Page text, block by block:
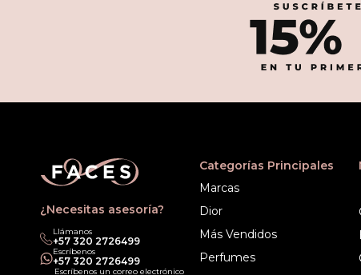
¿Necesitas asesoría?
Llámanos
‎+57 320 2726499
Escríbenos
‎+57 320 2726499
Escríbenos un correo electrónico
Categorías Principales
Marcas
Dior
Más Vendidos
Perfumes